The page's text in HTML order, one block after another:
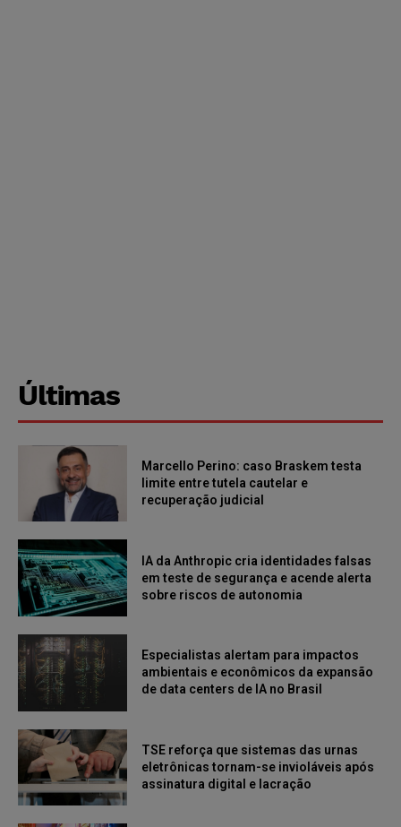
Últimas
Marcello Perino: caso Braskem testa
limite entre tutela cautelar e
recuperação judicial
IA da Anthropic cria identidades falsas
em teste de segurança e acende alerta
sobre riscos de autonomia
Especialistas alertam para impactos
ambientais e econômicos da expansão
de data centers de IA no Brasil
TSE reforça que sistemas das urnas
eletrônicas tornam-se invioláveis após
assinatura digital e lacração